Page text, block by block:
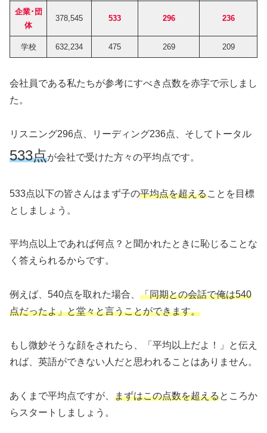
企業･団
体
378,545 533 296 236
学校 632,234 475 269 209
会社員である私たちが参考にすべき点数を赤字で示しまし
た。
リスニング296点、リーディング236点、そしてトータル
533点が会社で受けた方々の平均点です。
533点以下の皆さんはまず子の平均点を超えることを目標
としましょう。
平均点以上であれば何点？と聞かれたときに恥じることな
く答えられるからです。
例えば、540点を取れた場合、 「同期との会話で俺は540
点だったよ」と堂々と言うことができます。
もし微妙そうな顔をされたら、「平均以上だよ！」と伝え
れば、英語ができない人だと思われることはありません。
あくまで平均点ですが、 まずはこの点数を超えるところか
らスタートしましょう。